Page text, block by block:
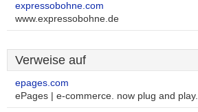
expressobohne.com
www.expressobohne.de
Verweise auf
epages.com
ePages | e-commerce. now plug and play.